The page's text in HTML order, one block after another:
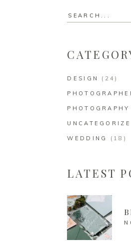
DESIGN (24)
PHOTOGRAPHY
WEDDING (18)
LATEST